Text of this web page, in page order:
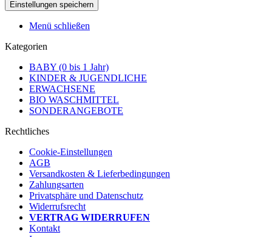
Menü schließen
Kategorien
BABY (0 bis 1 Jahr)
KINDER & JUGENDLICHE
ERWACHSENE
BIO WASCHMITTEL
SONDERANGEBOTE
Rechtliches
Cookie-Einstellungen
AGB
Versandkosten & Lieferbedingungen
Zahlungsarten
Privatsphäre und Datenschutz
Widerrufsrecht
VERTRAG WIDERRUFEN
Kontakt